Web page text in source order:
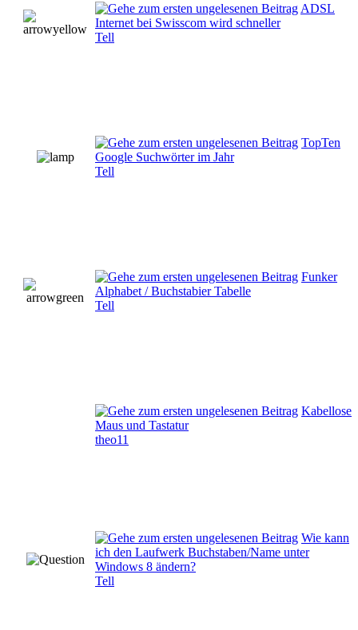
ADSL
Internet bei Swisscom wird schneller
Tell
TopTen
Google Suchwörter im Jahr
Tell
Funker
Alphabet / Buchstabier Tabelle
Tell
Kabellose
Maus und Tastatur
theo11
Wie kann
ich den Laufwerk Buchstaben/Name unter
Windows 8 ändern?
Tell